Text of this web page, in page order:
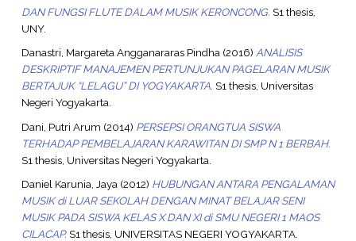
DAN FUNGSI FLUTE DALAM MUSIK KERONCONG. S1 thesis,
UNY.
Danastri, Margareta Angganararas Pindha(2016) ANALISIS
DESKRIPTIF MANAJEMEN PERTUNJUKAN PAGELARAN MUSIK
BERTAJUK “LELAGU” DI YOGYAKARTA. S1 thesis, Universitas
Negeri Yogyakarta.
Dani, Putri Arum (2014) PERSEPSI ORANGTUA SISWA
TERHADAP PEMBELAJARAN KARAWITAN DI SMP N 1 BERBAH.
S1 thesis, Universitas Negeri Yogyakarta.
Daniel Karunia, Jaya (2012) HUBUNGAN ANTARA PENGALAMAN
MUSIK di LUAR SEKOLAH DENGAN MINAT BELAJAR SENI
MUSIK PADA SISWA KELAS X DAN XI di SMU NEGERI 1 MAOS
CILACAP.S1 thesis, UNIVERSITAS NEGERI YOGYAKARTA.